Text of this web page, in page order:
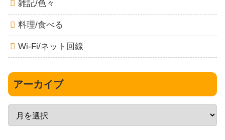
雑記/色々
料理/食べる
Wi-Fi/ネット回線
アーカイブ